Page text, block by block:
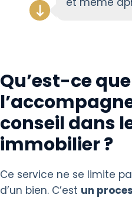
Qu’est-ce que
conseil dans
immobilier ?
Ce service ne se limite
d’un bien. C’est un